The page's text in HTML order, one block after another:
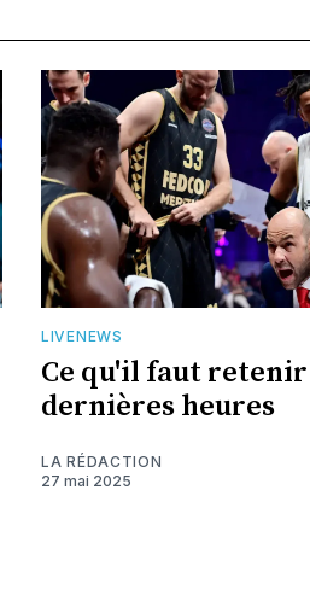
LIVENEWS
Ce qu'il faut retenir
dernières heures
LA RÉDACTION
27 mai 2025